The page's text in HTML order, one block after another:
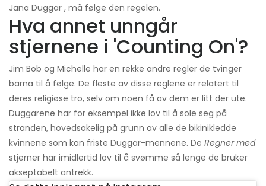
Jana Duggar , må følge den regelen.
Hva annet unngår
stjernene i 'Counting On'?
Jim Bob og Michelle har en rekke andre regler de tvinger
barna til å følge. De fleste av disse reglene er relatert til
deres religiøse tro, selv om noen få av dem er litt der ute.
Duggarene har for eksempel ikke lov til å sole seg på
stranden, hovedsakelig på grunn av alle de bikinikledde
kvinnene som kan friste Duggar-mennene. De Regner med
stjerner har imidlertid lov til å svømme så lenge de bruker
akseptabelt antrekk.